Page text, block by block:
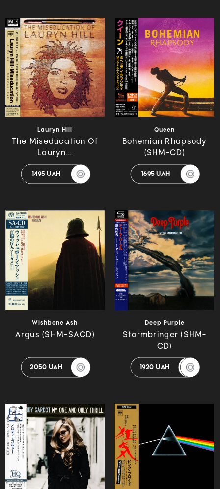
Lauryn Hill
The Miseducation Of
Lauryn...
1495 UAH
Queen
Bohemian Rhapsody
(SHM-CD)
1695 UAH
Wishbone Ash
Argus (SHM-SACD)
2050 UAH
Deep Purple
Stormbringer (SHM-
CD)
1920 UAH